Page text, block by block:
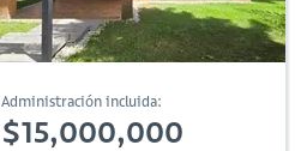
Administración incluida:
$15,000,000